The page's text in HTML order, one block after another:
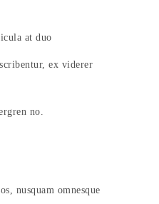
at duo
ex viderer
no.
nusquam omnesque